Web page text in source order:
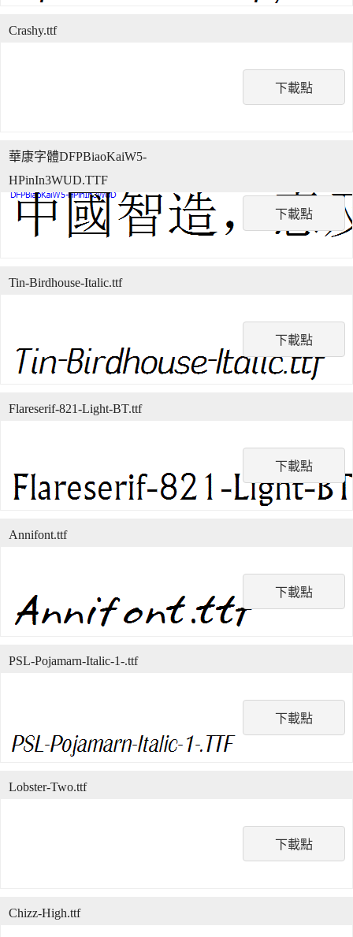
下載點
Crashy.ttf
下載點
華康字體DFPBiaoKaiW5-
HPinIn3WUD.TTF
下載點
Tin-Birdhouse-Italic.ttf
下載點
Flareserif-821-Light-BT.ttf
下載點
Annifont.ttf
下載點
PSL-Pojamarn-Italic-1-.ttf
下載點
Lobster-Two.ttf
Chizz-High.ttf